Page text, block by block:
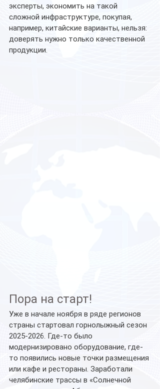
эксперты, экономить на такой
сложной инфраструктуре, покупая,
например, китайские варианты, нельзя:
доверять нужно только качественной
продукции.
Пора на старт!
Уже в начале ноября в ряде регионов
страны стартовал горнолыжный сезон
2025-2026. Где-то было
модернизировано оборудование, где-
то появились новые точки размещения
или кафе и рестораны. Заработали
челябинские трассы в «Солнечной